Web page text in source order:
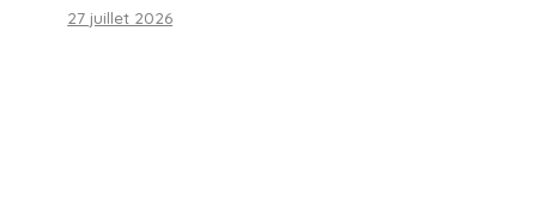
27 juillet 2026